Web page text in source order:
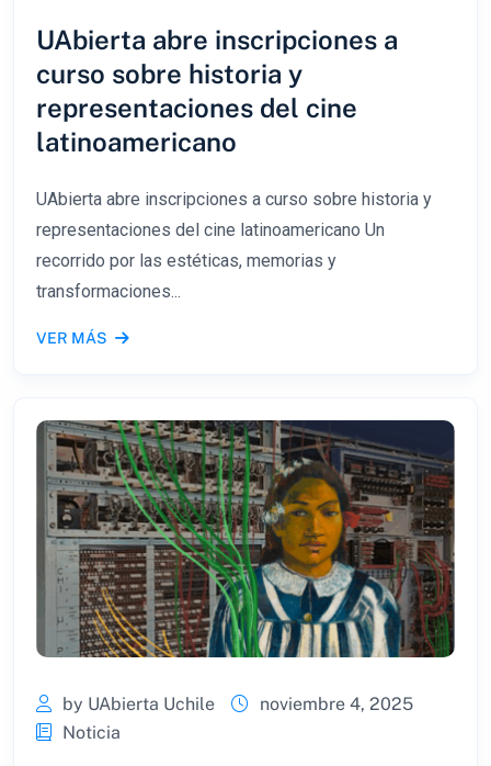
UAbierta abre inscripciones a
curso sobre historia y
representaciones del cine
latinoamericano
UAbierta abre inscripciones a curso sobre historia y
representaciones del cine latinoamericano Un
recorrido por las estéticas, memorias y
transformaciones...
VER MÁS
by UAbierta Uchile
noviembre 4, 2025
Noticia